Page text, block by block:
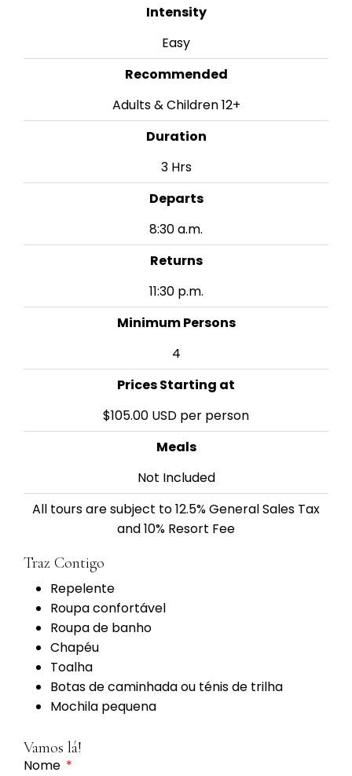
Intensity
Easy
Recommended
Adults & Children 12+
Duration
3 Hrs
Departs
8:30 a.m.
Returns
11:30 p.m.
Minimum Persons
4
Prices Starting at
$105.00 USD per person
Meals
Not Included
All tours are subject to 12.5% General Sales Tax
and 10% Resort Fee
Traz Contigo
Repelente
Roupa confortável
Roupa de banho
Chapéu
Toalha
Botas de caminhada ou ténis de trilha
Mochila pequena
Vamos lá!
Nome